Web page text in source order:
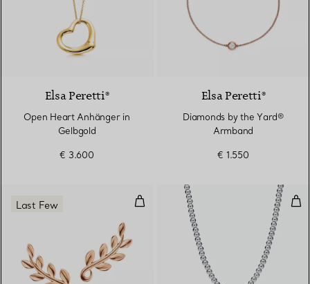
Elsa Peretti®
Open Heart Anhänger in
Gelbgold
€ 3.600
Elsa Peretti®
Diamonds by the Yard®
Armband
€ 1.550
Olive Leaf Ohrringe
Last Few